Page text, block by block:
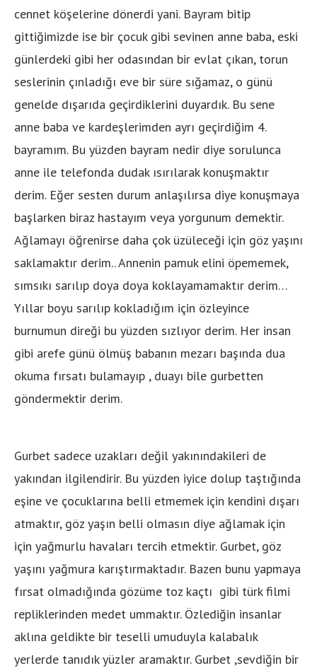
cennet köşelerine dönerdi yani. Bayram bitip
gittiğimizde ise bir çocuk gibi sevinen anne baba, eski
günlerdeki gibi her odasından bir evlat çıkan, torun
seslerinin çınladığı eve bir süre sığamaz, o günü
genelde dışarıda geçirdiklerini duyardık. Bu sene
anne baba ve kardeşlerimden ayrı geçirdiğim 4.
bayramım. Bu yüzden bayram nedir diye sorulunca
anne ile telefonda dudak ısırılarak konuşmaktır
derim. Eğer sesten durum anlaşılırsa diye konuşmaya
başlarken biraz hastayım veya yorgunum demektir.
Ağlamayı öğrenirse daha çok üzüleceği için göz yaşını
saklamaktır derim.. Annenin pamuk elini öpememek,
sımsıkı sarılıp doya doya koklayamamaktır derim…
Yıllar boyu sarılıp kokladığım için özleyince
burnumun direği bu yüzden sızlıyor derim. Her insan
gibi arefe günü ölmüş babanın mezarı başında dua
okuma fırsatı bulamayıp , duayı bile gurbetten
göndermektir derim.
Gurbet sadece uzakları değil yakınındakileri de
yakından ilgilendirir. Bu yüzden iyice dolup taştığında
eşine ve çocuklarına belli etmemek için kendini dışarı
atmaktır, göz yaşın belli olmasın diye ağlamak için
için yağmurlu havaları tercih etmektir. Gurbet, göz
yaşını yağmura karıştırmaktadır. Bazen bunu yapmaya
fırsat olmadığında gözüme toz kaçtı gibi türk filmi
repliklerinden medet ummaktır. Özlediğin insanlar
aklına geldikte bir teselli umuduyla kalabalık
yerlerde tanıdık yüzler aramaktır. Gurbet ,sevdiğin bir